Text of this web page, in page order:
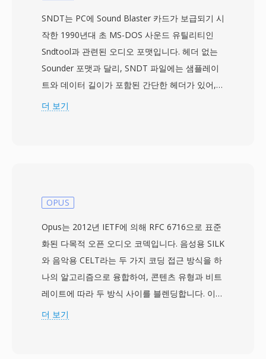
SNDT는 PC에 Sound Blaster 카드가 보급되기 시
작한 1990년대 초 MS-DOS 사운드 유틸리티인
Sndtool과 관련된 오디오 포맷입니다. 헤더 없는
Sounder 포맷과 달리, SNDT 파일에는 샘플레이
트와 데이터 길이가 포함된 간단한 헤더가 있어,
재생 소프트웨어가 타이밍을 자동으로 결정할 수
우가 많았습니다. 경쟁 DOS 오디오 포맷 대비 핵
미디어 프레임워크가 존재하기 전 낯선 파일 재생
시 추측을 제거했습니다 — 당시에는 실질적인 문
제였습니다. 이 포맷은 디코딩이 효율적이어서, 당
시의 286 및 386 프로세서에서 압축 해제 없이 최
소한의 CPU 오버헤드만 필요했습니다. SNDT 파
일은 개발자가 제한된 Sound Blaster 하드웨어 생
더 보기
OPUS
Opus는 2012년 IETF에 의해 RFC 6716으로 표준
화된 다목적 오픈 오디오 코덱입니다. 음성용 SILK
와 음악용 CELT라는 두 가지 코딩 접근 방식을 하
나의 알고리즘으로 융합하여, 콘텐츠 유형과 비트
레이트에 따라 두 방식 사이를 블렌딩합니다. 이
하이브리드 설계로 Opus는 광범위한 용도에서 사
더 보기